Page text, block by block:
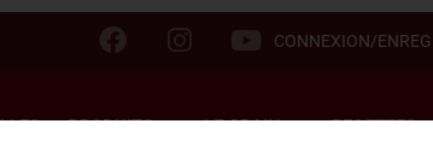
CONNEXION/
PRODUITS LE GRAIN RECETTES